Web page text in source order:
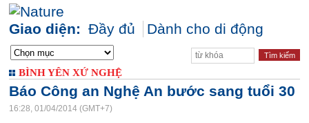
Giao diện: Đầy đủ Dành cho di động
BÌNH YÊN XỨ NGHỆ
Báo Công an Nghệ An bước sang tuổi 30
16:28, 01/04/2014 (GMT+7)